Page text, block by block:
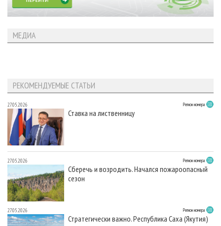
МЕДИА
РЕКОМЕНДУЕМЫЕ СТАТЬИ
27.05.2026 Регион номера
Ставка на лиственницу
27.05.2026 Регион номера
Сберечь и возродить. Начался пожароопасный
сезон
27.05.2026 Регион номера
Стратегически важно. Республика Саха (Якутия)